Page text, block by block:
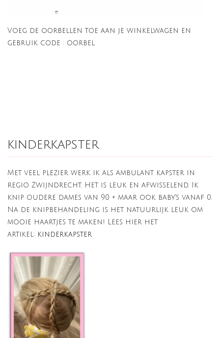
Voeg de oorbellen toe aan je winkelwagen en
gebruik code : oorbel
kinderkapster
Met veel plezier werk ik als ambulant kapster in
regio Zwijndrecht. Het is leuk en afwisselend. Ik
knip oudere dames van 90 + maar ook baby's vanaf 0.
Na de knipbehandeling is het natuurlijk leuk om
mooie haartjes te maken! Lees hier het
artikel: kinderkapster